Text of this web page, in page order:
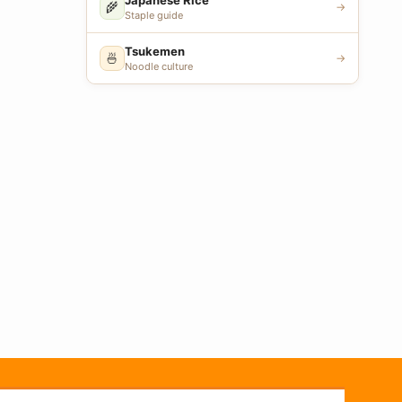
🌾
Staple guide
→
🍜 Tsukemen
Noodle culture
→